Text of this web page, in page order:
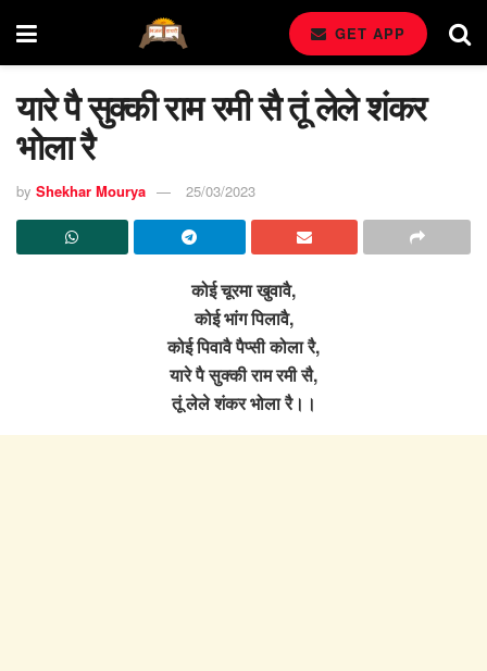
GET APP
यारे पै सुक्की राम रमी सै तूं लेले शंकर
भोला रै
by Shekhar Mourya 25/03/2023
कोई चूरमा खुवावै,
कोई भांग पिलावै,
कोई पिवावै पैप्सी कोला रै,
यारे पै सुक्की राम रमी सै,
तूं लेले शंकर भोला रै।।